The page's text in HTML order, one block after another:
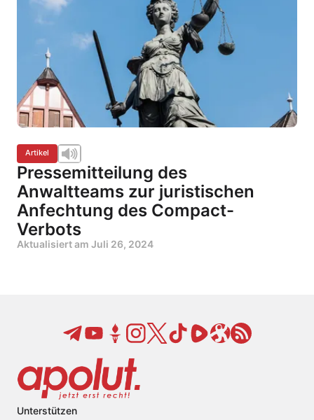
Artikel
Pressemitteilung des
Anwaltteams zur juristischen
Anfechtung des Compact-
Verbots
Aktualisiert am Juli 26, 2024
Unterstützen